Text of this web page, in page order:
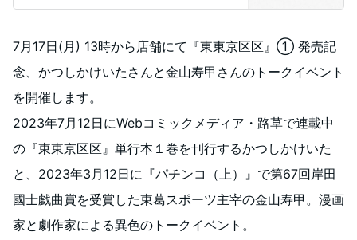
7月17日(月) 13時から店舗にて『東東京区区』① 発売記
念、かつしかけいたさんと金山寿甲さんのトークイベント
を開催します。
2023年7月12日にWebコミックメディア・路草で連載中
の『東東京区区』単行本１巻を刊行するかつしかけいた
と、2023年3月12日に『パチンコ（上）』で第67回岸田
國士戯曲賞を受賞した東葛スポーツ主宰の金山寿甲。漫画
家と劇作家による異色のトークイベント。